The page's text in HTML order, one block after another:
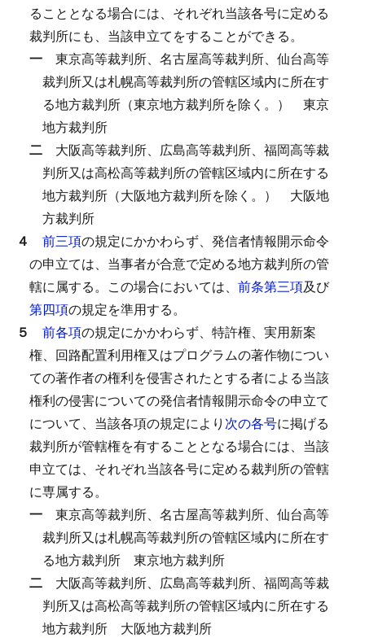
ることとなる場合には、それぞれ当該各号に定める
裁判所にも、当該申立てをすることができる。
一 東京高等裁判所、名古屋高等裁判所、仙台高等
裁判所又は札幌高等裁判所の管轄区域内に所在す
る地方裁判所（東京地方裁判所を除く。）
東京
地方裁判所
二 大阪高等裁判所、広島高等裁判所、福岡高等裁
判所又は高松高等裁判所の管轄区域内に所在する
地方裁判所（大阪地方裁判所を除く。）
大阪地
方裁判所
４ 前三項の規定にかかわらず、発信者情報開示命令
の申立ては、当事者が合意で定める地方裁判所の管
轄に属する。 この場合においては、 前条第三項及び
第四項の規定を準用する。
５ 前各項の規定にかかわらず、特許権、実用新案
権、回路配置利用権又はプログラムの著作物につい
ての著作者の権利を侵害されたとする者による当該
権利の侵害についての発信者情報開示命令の申立て
について、当該各項の規定により 次の各号に掲げる
裁判所が管轄権を有することとなる場合には、当該
申立ては、それぞれ当該各号に定める裁判所の管轄
に専属する。
一 東京高等裁判所、名古屋高等裁判所、仙台高等
裁判所又は札幌高等裁判所の管轄区域内に所在す
る地方裁判所
東京地方裁判所
二 大阪高等裁判所、広島高等裁判所、福岡高等裁
判所又は高松高等裁判所の管轄区域内に所在する
地方裁判所
大阪地方裁判所